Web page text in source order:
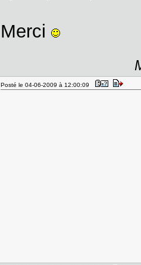
Merci
Posté le 04-06-2009 à 12:00:09